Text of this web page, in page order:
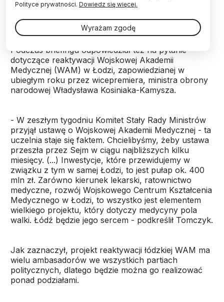
Wiceszef MON uczestniczył w poniedziałek w
podpisaniu umowy offsetowej między Wojskowymi
Zakładami Lotniczymi Nr 1 w Łodzi oraz
Podczas briefingu odpowiedział też na pytanie
dotyczące reaktywacji Wojskowej Akademii
Medycznej (WAM) w Łodzi, zapowiedzianej w
ubiegłym roku przez wicepremiera, ministra obrony
narodowej Władysława Kosiniaka-Kamysza.
- W zeszłym tygodniu Komitet Stały Rady Ministrów
przyjął ustawę o Wojskowej Akademii Medycznej - ta
uczelnia staje się faktem. Chcielibyśmy, żeby ustawa
przeszła przez Sejm w ciągu najbliższych kilku
miesięcy. (...) Inwestycje, które przewidujemy w
związku z tym w samej Łodzi, to jest pułap ok. 400
mln zł. Zarówno kierunek lekarski, ratownictwo
medyczne, rozwój Wojskowego Centrum Kształcenia
Medycznego w Łodzi, to wszystko jest elementem
wielkiego projektu, który dotyczy medycyny pola
walki. Łódź będzie jego sercem - podkreślił Tomczyk.
Jak zaznaczył, projekt reaktywacji łódzkiej WAM ma
wielu ambasadorów we wszystkich partiach
politycznych, dlatego będzie można go realizować
ponad podziałami.
Polityce prywatności. Dowiedz się więcej.
Wyrażam zgodę